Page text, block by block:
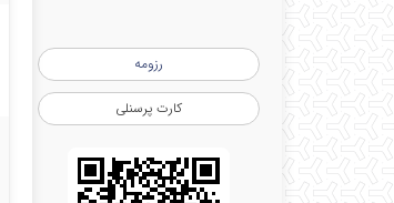
رزومه
کارت پرسنلی